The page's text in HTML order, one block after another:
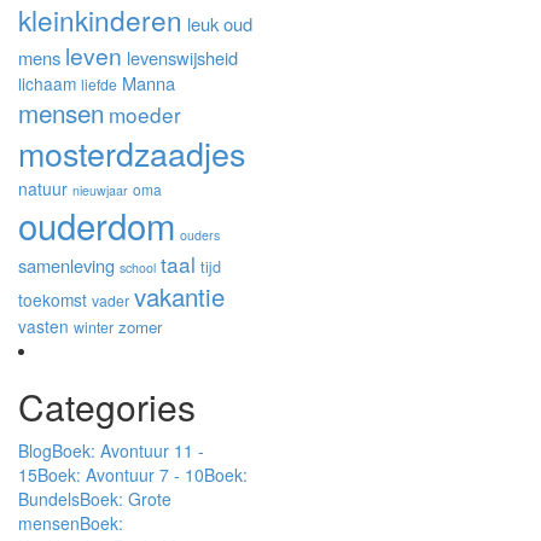
kleinkinderen leuk oud
mens leven levenswijsheid
lichaam liefde Manna
mensen moeder
mosterdzaadjes
natuur nieuwjaar oma
ouderdom ouders
samenleving school taal tijd
toekomst vader vakantie
vasten winter zomer
Categories
BlogBoek: Avontuur 11 -
15Boek: Avontuur 7 - 10Boek:
BundelsBoek: Grote
mensenBoek: